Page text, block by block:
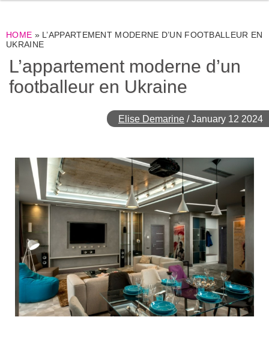
HOME » L’APPARTEMENT MODERNE D’UN FOOTBALLEUR EN
UKRAINE
L’appartement moderne d’un
footballeur en Ukraine
Elise Demarine /January 12 2024